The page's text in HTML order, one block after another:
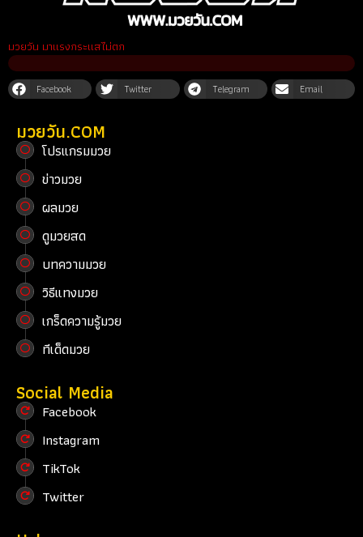
มวยวัน มาแรงกระแสไม่ตก
Facebook Twitter Telegram Email
มวยวัน.COM
โปรแกรมมวย
ข่าวมวย
ผลมวย
ดูมวยสด
บทความมวย
วิธีแทงมวย
เกร็ดความรู้มวย
ทีเด็ดมวย
Social Media
Facebook
Instagram
TikTok
Twitter